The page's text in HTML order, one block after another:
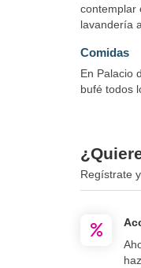
contemplar
lavandería
Comidas
En Palacio
bufé todos
Regístrate